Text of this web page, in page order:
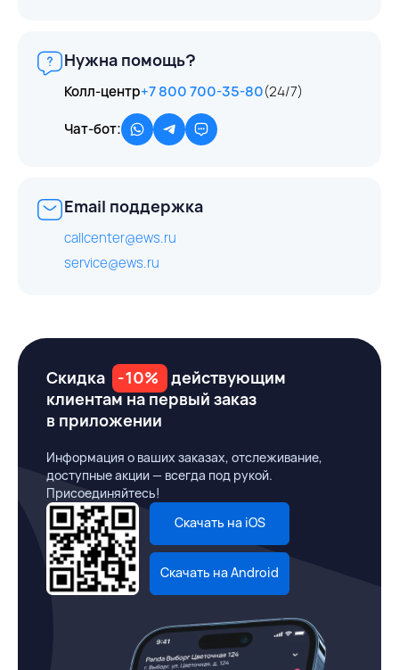
Нужна помощь?
Колл-центр+7 800 700-35-80(24/7)
Чат-бот:
Email поддержка
callcenter@ews.ru
service@ews.ru
Скидка -10%
действующим
клиентам на первый заказ
в приложении
Информация о ваших заказах, отслеживание,
доступные акции — всегда под рукой.
Присоединяйтесь!
Скачать на iOS
Скачать на Android